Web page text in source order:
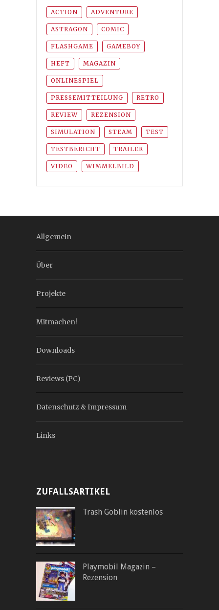
ACTION ADVENTURE
ASTRAGON COMIC
FLASHGAME GAMEBOY
HEFT MAGAZIN
ONLINESPIEL
PRESSEMITTEILUNG RETRO
REVIEW REZENSION
SIMULATION STEAM TEST
TESTBERICHT TRAILER
VIDEO WIMMELBILD
Allgemein
Über
Projekte
Mitmachen!
Downloads
Reviews (PC)
Datenschutz & Impressum
Links
ZUFALLSARTIKEL
Trash Goblin kostenlos
Playmobil Magazin –
Rezension